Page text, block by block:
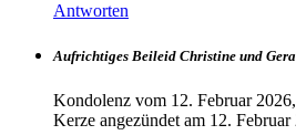
Antworten
Aufrichtiges Beileid Christine und
Kondolenz vom 12. Februar
Kerze angezündet am 12.